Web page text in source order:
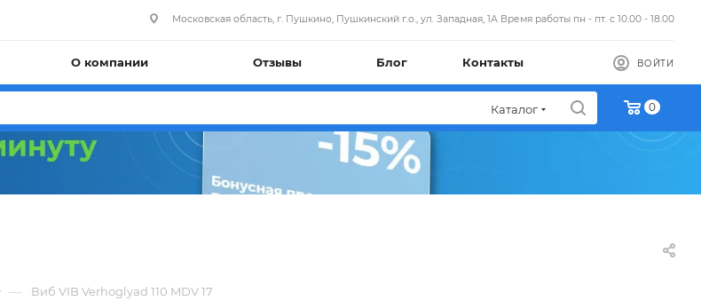
Московская область, г. Пушкино, Пушкинский г.о., ул. Западная, 1А Время работы пн - пт. с 10.00 - 18.00
О компании Отзывы Блог Контакты ВОЙТИ
Каталог 0
— Виб VIB Verhoglyad 110 MDV 17